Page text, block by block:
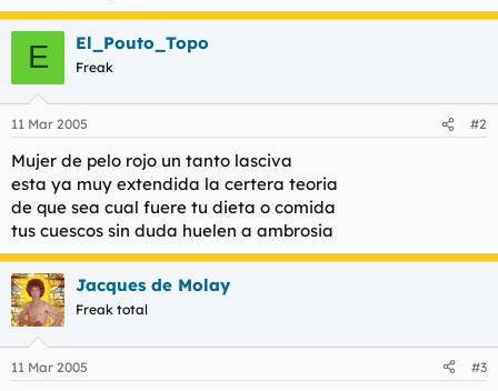
E El_Pouto_Topo
Freak
11 Mar 2005 #2
Mujer de pelo rojo un tanto lasciva
esta ya muy extendida la certera teoria
de que sea cual fuere tu dieta o comida
tus cuescos sin duda huelen a ambrosia
Jacques de Molay
Freak total
11 Mar 2005 #3